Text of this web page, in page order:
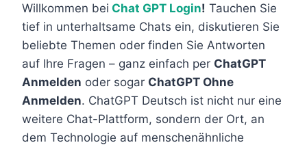
Willkommen bei Chat GPT Login! Tauchen Sie
tief in unterhaltsame Chats ein, diskutieren Sie
beliebte Themen oder finden Sie Antworten
auf Ihre Fragen – ganz einfach per ChatGPT
Anmelden oder sogar ChatGPT Ohne
Anmelden. ChatGPT Deutsch ist nicht nur eine
weitere Chat-Plattform, sondern der Ort, an
dem Technologie auf menschenähnliche